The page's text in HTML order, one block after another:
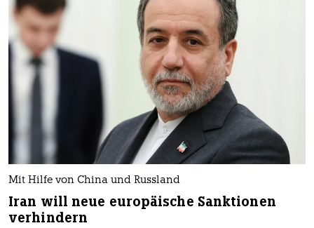
Mit Hilfe von China und Russland
Iran will neue europäische Sanktionen
verhindern